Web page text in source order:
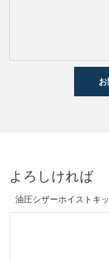
よろしければ
油圧シザーホイストキ